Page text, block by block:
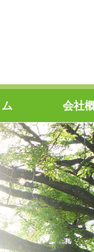
会社